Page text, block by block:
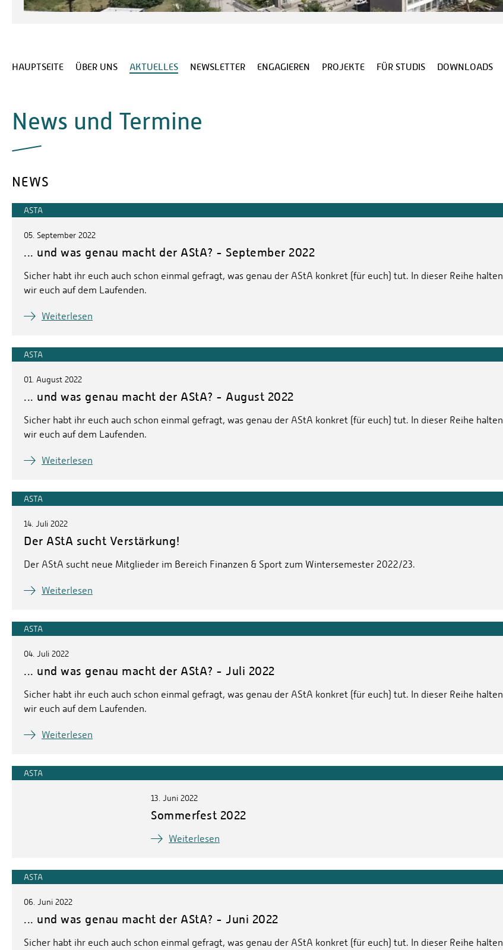
HAUPTSEITE ÜBER UNS AKTUELLES NEWSLETTER ENGAGIEREN PROJEKTE FÜR STUDIS DOWNLOADS
News und Termine
NEWS
ASTA
05. September 2022
... und was genau macht der AStA? - September 2022
Sicher habt ihr euch auch schon einmal gefragt, was genau der AStA konkret (für euch) tut. In dieser Reihe halten
wir euch auf dem Laufenden.
Weiterlesen
ASTA
01. August 2022
... und was genau macht der AStA? - August 2022
Sicher habt ihr euch auch schon einmal gefragt, was genau der AStA konkret (für euch) tut. In dieser Reihe halten
wir euch auf dem Laufenden.
Weiterlesen
ASTA
14. Juli 2022
Der AStA sucht Verstärkung!
Der AStA sucht neue Mitglieder im Bereich Finanzen & Sport zum Wintersemester 2022/23.
Weiterlesen
ASTA
04. Juli 2022
... und was genau macht der AStA? - Juli 2022
Sicher habt ihr euch auch schon einmal gefragt, was genau der AStA konkret (für euch) tut. In dieser Reihe halten
wir euch auf dem Laufenden.
Weiterlesen
ASTA
13. Juni 2022
Sommerfest 2022
Weiterlesen
ASTA
06. Juni 2022
... und was genau macht der AStA? - Juni 2022
Sicher habt ihr euch auch schon einmal gefragt, was genau der AStA konkret (für euch) tut. In dieser Reihe halten